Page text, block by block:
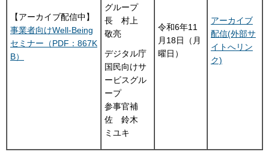
【アーカイブ配信中】
事業者向けWell-Being
セミナー（PDF：867K
B）
グループ
長 村上
敬亮
デジタル庁
国民向けサ
ービスグル
ープ
参事官補
佐 鈴木
ミユキ
令和6年11
月18日（月
曜日）
アーカイブ
配信(外部サ
イトへリン
ク)